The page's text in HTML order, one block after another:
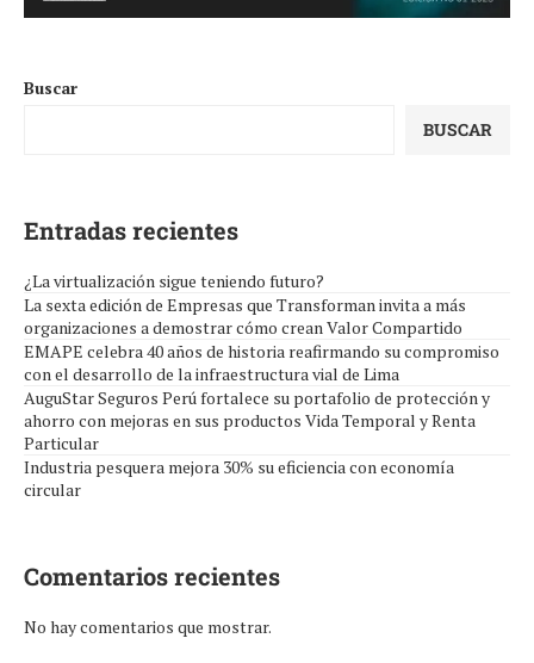
Buscar
BUSCAR
Entradas recientes
¿La virtualización sigue teniendo futuro?
La sexta edición de Empresas que Transforman invita a más
organizaciones a demostrar cómo crean Valor Compartido
EMAPE celebra 40 años de historia reafirmando su compromiso
con el desarrollo de la infraestructura vial de Lima
AuguStar Seguros Perú fortalece su portafolio de protección y
ahorro con mejoras en sus productos Vida Temporal y Renta
Particular
Industria pesquera mejora 30% su eficiencia con economía
circular
Comentarios recientes
No hay comentarios que mostrar.